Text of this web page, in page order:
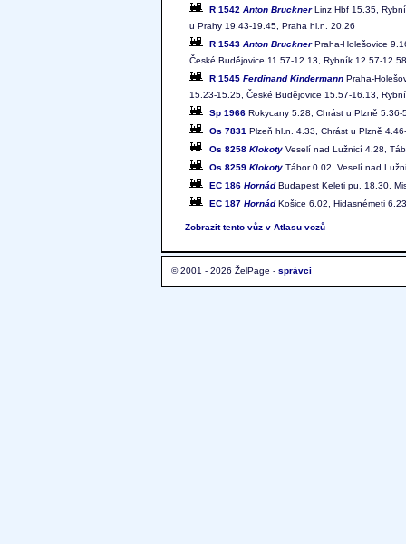
R 1542 Anton BrucknerLinz Hbf 15.35,
u Prahy 19.43-19.45, Praha hl.n. 20.26
R 1543 Anton BrucknerPraha-Holešovice
České Budějovice 11.57-12.13, Rybník 12.57-
R 1545 Ferdinand Kindermann Praha-
15.23-15.25, České Budějovice 15.57-16.13,
Sp 1966 Rokycany 5.28, Chrást u Plzně
Os 7831 Plzeň hl.n. 4.33, Chrást u Plzně
Os 8258 Klokoty Veselí nad Lužnicí 4.28,
Os 8259 Klokoty Tábor 0.02, Veselí nad
EC 186 HornádBudapest Keleti pu. 18.30,
EC 187 HornádKošice 6.02, Hidasnémeti
Zobrazit tento vůz v Atlasu vozů
© 2001 - 2026 ŽelPage - správci